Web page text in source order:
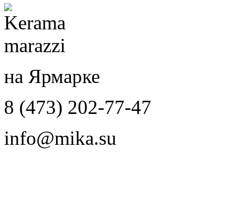
на Ярмарке
8 (473) 202-77-47
info@mika.su